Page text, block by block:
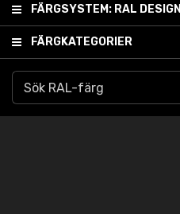
FÄRGSYSTEM: RAL DESIGN
FÄRGKATEGORIER